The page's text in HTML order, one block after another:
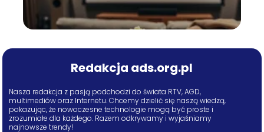
Redakcja ads.org.pl
Nasza redakcja z pasją podchodzi do świata RTV, AGD,
multimediów oraz Internetu. Chcemy dzielić się naszą wiedzą,
pokazując, że nowoczesne technologie mogą być proste i
zrozumiałe dla każdego. Razem odkrywamy i wyjaśniamy
najnowsze trendy!